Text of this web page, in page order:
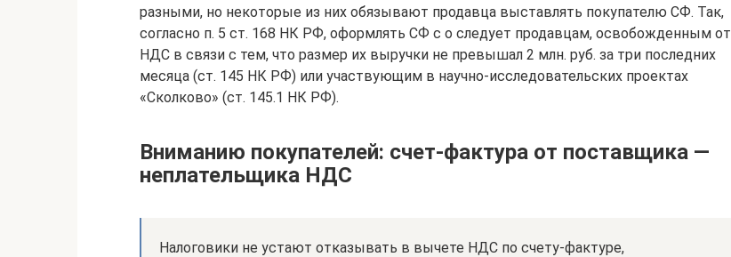
разными, но некоторые из них обязывают продавца выставлять покупателю СФ. Так,
согласно п. 5 ст. 168 НК РФ, оформлять СФ с о следует продавцам, освобожденным от
НДС в связи с тем, что размер их выручки не превышал 2 млн. руб. за три последних
месяца (ст. 145 НК РФ) или участвующим в научно-исследовательских проектах
«Сколково» (ст. 145.1 НК РФ).
Вниманию покупателей: счет-фактура от поставщика —
неплательщика НДС
Налоговики не устают отказывать в вычете НДС по счету-фактуре,